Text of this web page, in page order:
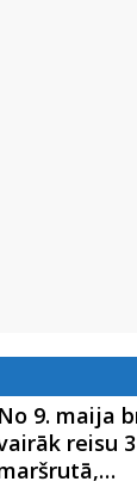
No 9. maija
reisu